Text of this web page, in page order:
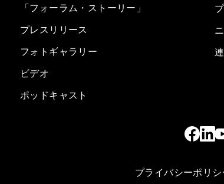
「フォーラム・ストーリー」
プレスリリース
フォトギャラリー
ビデオ
ポッドキャスト
プライバシーポリ